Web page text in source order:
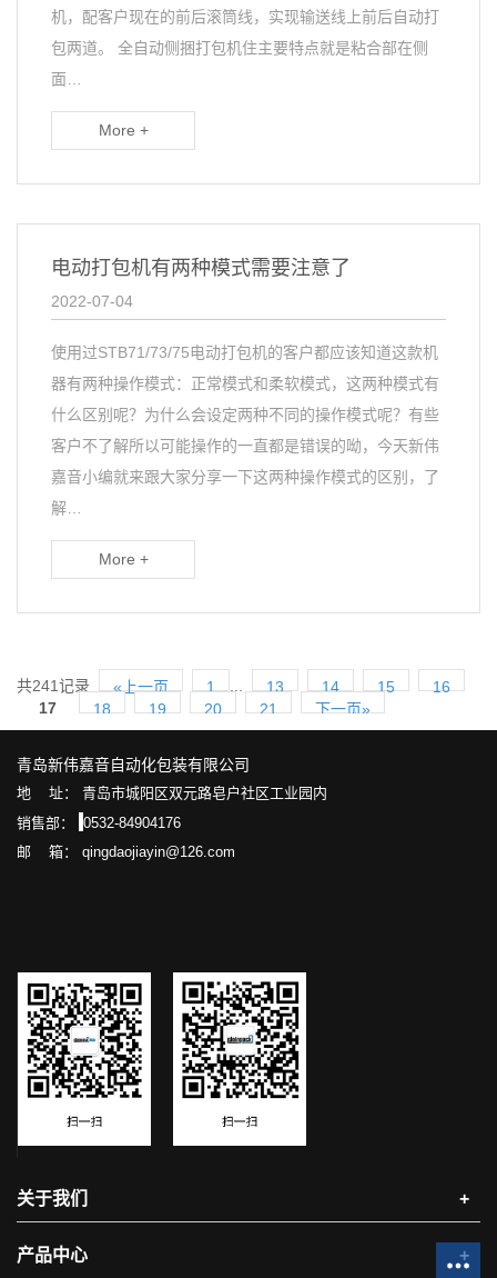
机，配客户现在的前后滚筒线，实现输送线上前后自动打
包两道。 全自动侧捆打包机住主要特点就是粘合部在侧
面…
More +
电动打包机有两种模式需要注意了
2022-07-04
使用过STB71/73/75电动打包机的客户都应该知道这款机
器有两种操作模式：正常模式和柔软模式，这两种模式有
什么区别呢？为什么会设定两种不同的操作模式呢？有些
客户不了解所以可能操作的一直都是错误的呦，今天新伟
嘉音小编就来跟大家分享一下这两种操作模式的区别，了
解…
More +
共241记录 «上一页 1 13 14 15
16
17
18 19 20 21 下一页»
青岛新伟嘉音自动化包装有限公司
地 址： 青岛市城阳区双元路皂户社区工业园内
销售部：
0532-84904176
邮 箱： qingdaojiayin@126.com
关于我们 +
产品中心 +